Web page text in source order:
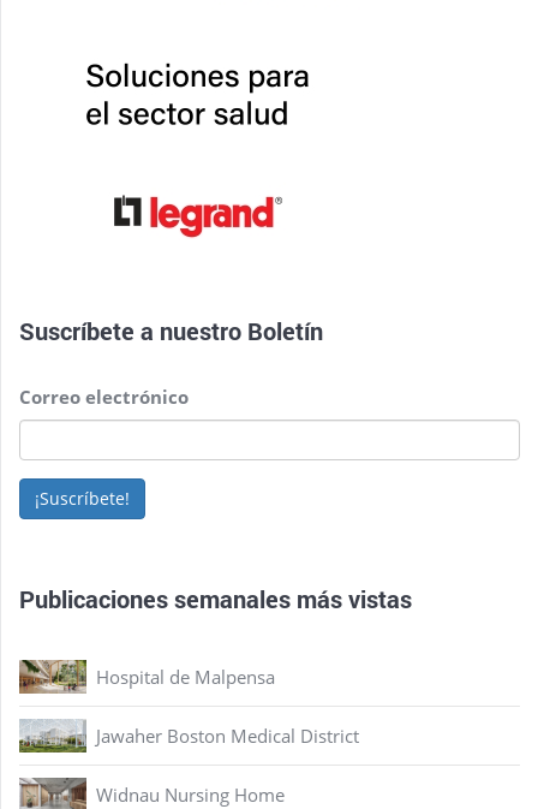
Suscríbete a nuestro Boletín
Correo electrónico
¡Suscríbete!
Publicaciones semanales más vistas
Hospital de Malpensa
Jawaher Boston Medical District
Widnau Nursing Home